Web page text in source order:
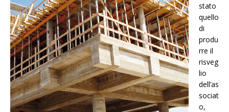
stato
quello
di
produ
rre il
risveg
lio
dell’as
sociat
o,